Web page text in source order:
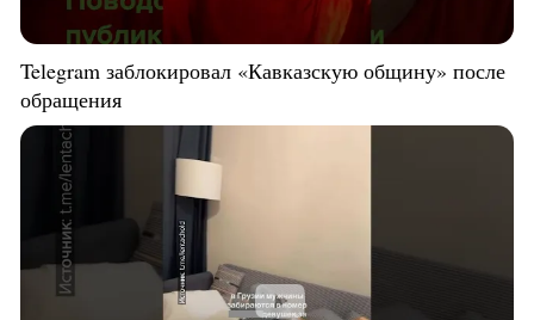
Telegram заблокировал «Кавказскую общину» после
обращения